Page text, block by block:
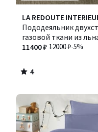
LA REDOUTE
Пододеяльник
газовой ткани из
Тезари 12000 ₽-5%
11400 ₽
4
/
5
4
/